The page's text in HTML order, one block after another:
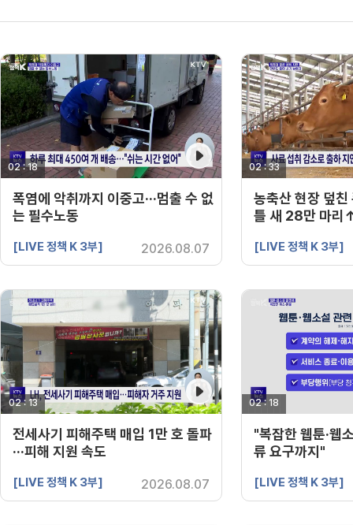
영상 재생시간
02 : 18
폭염에 악취까지 이중고···멈출 수 없
는 필수노동
[LIVE 정책 K 3부] 2026.08.07
영상 재생시간
02 : 33
농축산 현장 덮친
틀 새 28만 마리
[LIVE 정책 K 3부]
영상 재생시간
02 : 13
전세사기 피해주택 매입 1만 호 돌파
···피해 지원 속도
[LIVE 정책 K 3부] 2026.08.07
영상 재생시간
02 : 18
"복잡한 웹툰·웹
류 요구까지"
[LIVE 정책 K 3부]